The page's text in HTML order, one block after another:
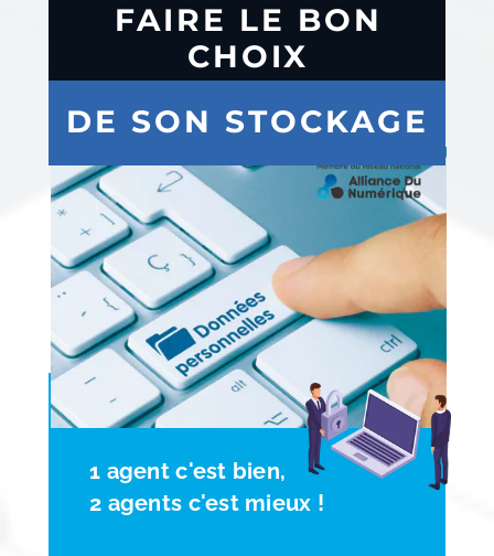
FAIRE LE BON
CHOIX
DE SON STOCKAGE
1 agent c'est bien,
2 agents c'est mieux !